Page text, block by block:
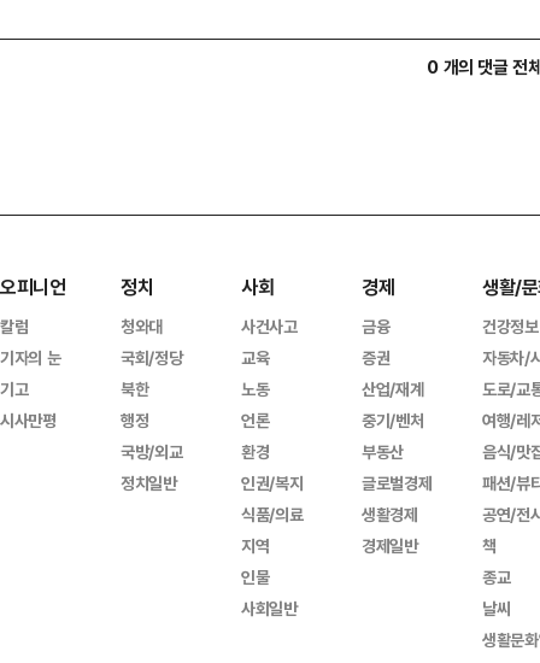
0 개의 댓글 전
오피니언
칼럼
기자의 눈
기고
시사만평
정치
청와대
국회/정당
북한
행정
국방/외교
정치일반
사회
사건사고
교육
노동
언론
환경
인권/복지
식품/의료
지역
인물
사회일반
경제
금융
증권
산업/재계
중기/벤처
부동산
글로벌경제
생활경제
경제일반
생활/
건강정보
자동차/
도로/교
여행/레
음식/맛
패션/뷰
공연/전
책
종교
날씨
생활문